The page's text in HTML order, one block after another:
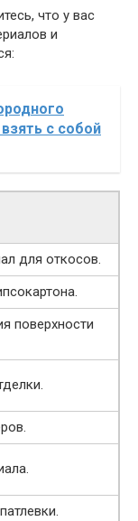
что у вас
и
с собой
для откосов.
поверхности